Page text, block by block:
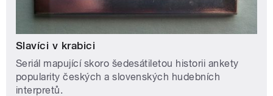
Slavíci v krabici
Seriál mapující skoro šedesátiletou historii ankety
popularity českých a slovenských hudebních
interpretů.